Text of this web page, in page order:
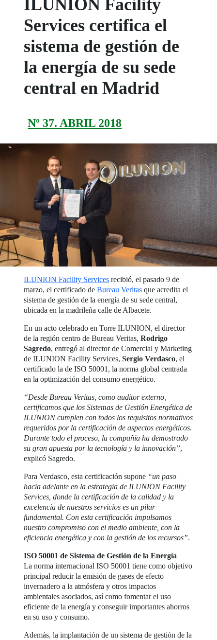
ILUNION Facility
Services certifica el
sistema de gestión de
la energía de su sede
central en Madrid
Nº 37. ABRIL 2018
ILUNION Facility Services recibió, el pasado 9 de
marzo, el certificado deBureau Veritas que acredita el
sistema de gestión de la energía de su sede central,
ubicada en la madrileña calle de Albacete.
En un acto celebrado en Torre ILUNION, el director
de la región centro de Bureau Veritas,Rodrigo
Sagredo, entregó al director de Comercial y Marketing
de ILUNION Facility Services,Sergio Verdasco, el
certificado la de ISO 50001, la norma global centrada
en la optimización del consumo energético.
“Desde Bureau Veritas, como auditor externo,
certificamos que los Sistemas de Gestión Energética de
ILUNION cumplen con todos los requisitos normativos
requeridos por la certificación de aspectos energéticos.
Durante todo el proceso, la compañía ha demostrado
su gran apuesta por la tecnología y la innovación”,
explicó Sagredo.
Para Verdasco, esta certificación supone “un paso
hacia adelante en la estrategia de ILUNION Facility
Services, donde la certificación de la calidad y la
excelencia de nuestros servicios es un pilar
fundamental. Con esta certificación impulsamos
nuestro compromiso con el medio ambiente, con la
eficiencia energética y con la gestión de los recursos”.
ISO 50001 de Sistema de Gestión de la Energía
La norma internacional ISO 50001 tiene como objetivo
principal reducir la emisión de gases de efecto
invernadero a la atmósfera y otros impactos
ambientales asociados, así como fomentar el uso
eficiente de la energía y conseguir importantes ahorros
en su uso y consumo.
Además, la implantación de un sistema de gestión de la